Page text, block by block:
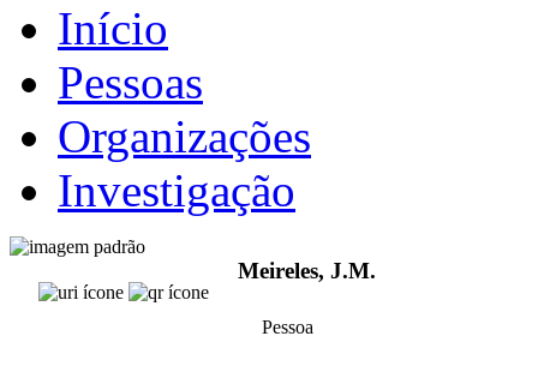
Início
Pessoas
Organizações
Investigação
Meireles, J.M.
Pessoa